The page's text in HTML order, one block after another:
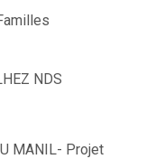
NDS
MANIL- Projet